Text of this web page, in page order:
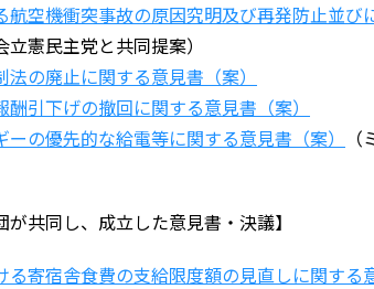
航空機衝突事故の原因究明及び再発防止並
立憲民主党と共同提案）
の廃止に関する意見書（案）
引下げの撤回に関する意見書（案）
の優先的な給電等に関する意見書（案）
が共同し、成立した意見書・決議】
る寄宿舎食費の支給限度額の見直しに関する